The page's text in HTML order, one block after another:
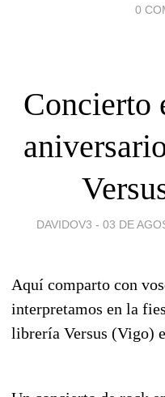
0
Concierto
DAVIDOV3 - 03 DE
Aquí comparto con
interpretamos en la
librería Versus (Vigo)